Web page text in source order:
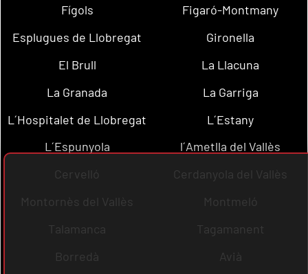
Fígols
Figaró-Montmany
Esplugues de Llobregat
Gironella
El Brull
La Llacuna
La Granada
La Garriga
L´Hospitalet de Llobregat
L´Estany
L´Espunyola
l´Ametlla del Vallès
Cervelló
Cerdanyola del Vallès
Montornès del Vallès
Montmeló
Talamanca
Tagamanent
Borredà
Avià